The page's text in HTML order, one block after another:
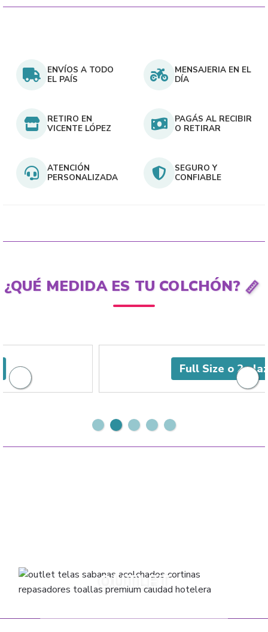
page
ENVÍOS A TODO
EL PAÍS
MENSAJERIA EN EL
DÍA
RETIRO EN
VICENTE LÓPEZ
PAGÁS AL RECIBIR
O RETIRAR
ATENCIÓN
PERSONALIZADA
SEGURO Y
CONFIABLE
¿QUÉ MEDIDA ES TU COLCHÓN? 📏
Full Size o 2 plazas
OUTLET